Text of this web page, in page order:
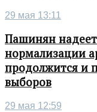
29 мая 13:11
Пашинян
нормализации
продолжится и
выборов
29 мая 12:59